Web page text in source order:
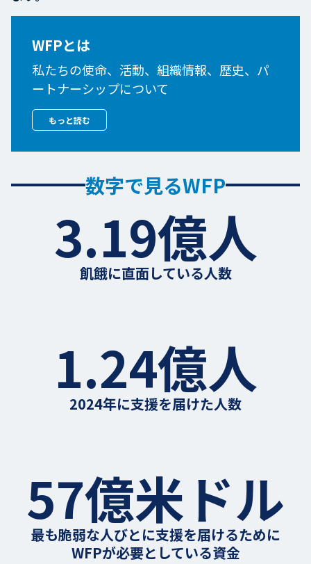
WFPとは
私たちの使命、活動、組織情報、歴史、パ
ートナーシップについて
もっと読む
数字で見るWFP
3.19億人
飢餓に直面している人数
1.24億人
2024年に支援を届けた人数
57億米ドル
最も脆弱な人びとに支援を届けるために
WFPが必要としている資金